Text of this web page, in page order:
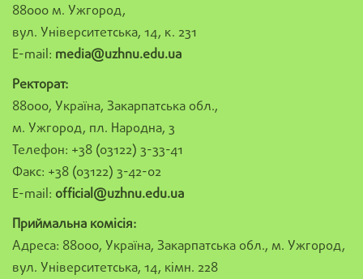
88000 м. Ужгород,
вул. Університетська, 14, к. 231
E-mail: media@uzhnu.edu.ua
Ректорат:
88000, Україна, Закарпатська обл.,
м. Ужгород, пл. Народна, 3
Телефон: +38 (03122) 3-33-41
Факс: +38 (03122) 3-42-02
E-mail: official@uzhnu.edu.ua
Приймальна комісія:
Адреса: 88000, Україна, Закарпатська обл., м. Ужгород,
вул. Університетська, 14, кімн. 228